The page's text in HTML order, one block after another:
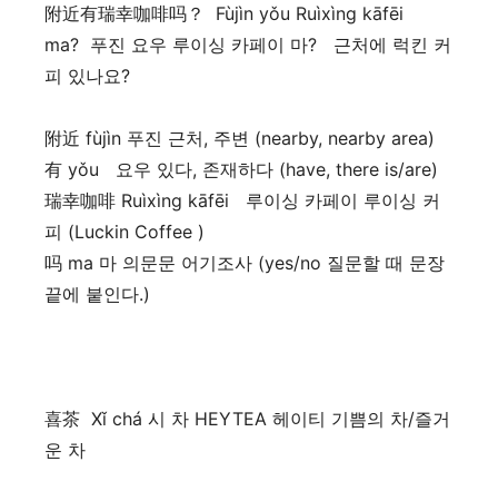
附近有瑞幸咖啡吗？ Fùjìn yǒu Ruìxìng kāfēi
ma? 푸진 요우 루이싱 카페이 마? 근처에 럭킨 커
피 있나요?
附近 fùjìn 푸진 근처, 주변 (nearby, nearby area)
有 yǒu 요우 있다, 존재하다 (have, there is/are)
瑞幸咖啡 Ruìxìng kāfēi 루이싱 카페이 루이싱 커
피 (Luckin Coffee )
吗 ma 마 의문문 어기조사 (yes/no 질문할 때 문장
끝에 붙인다.)
喜茶 Xǐ chá 시 차 HEYTEA 헤이티 기쁨의 차/즐거
운 차